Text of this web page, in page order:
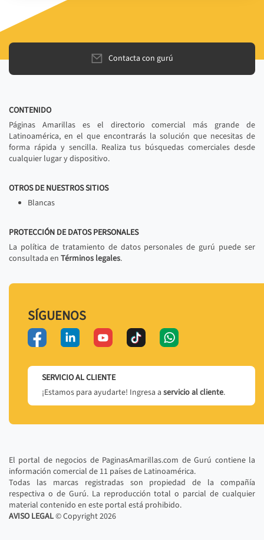
Contacta con gurú
CONTENIDO
Páginas Amarillas es el directorio comercial más grande de
Latinoamérica, en el que encontrarás la solución que necesitas de
forma rápida y sencilla. Realiza tus búsquedas comerciales desde
cualquier lugar y dispositivo.
OTROS DE NUESTROS SITIOS
Blancas
PROTECCIÓN DE DATOS PERSONALES
La política de tratamiento de datos personales de gurú puede ser
consultada en Términos legales.
SÍGUENOS
SERVICIO AL CLIENTE
¡Estamos para ayudarte! Ingresa a servicio al cliente.
El portal de negocios de PaginasAmarillas.com de Gurú contiene la
información comercial de 11 países de Latinoamérica.
Todas las marcas registradas son propiedad de la compañía
respectiva o de Gurú. La reproducción total o parcial de cualquier
material contenido en este portal está prohibido.
AVISO LEGAL© Copyright2026